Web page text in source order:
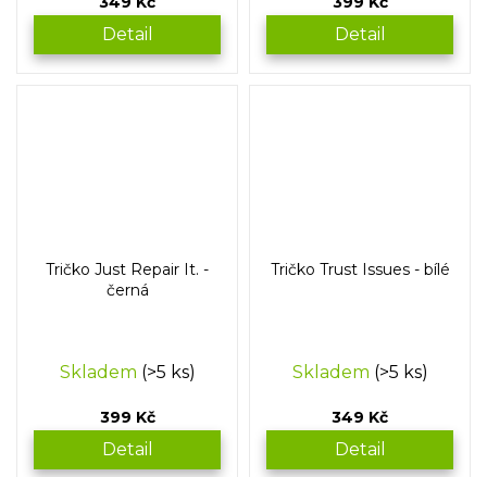
Detail Detail
Tričko Just Repair It. -
černá
Skladem (>5 ks)
399 Kč
Detail
Tričko Trust Issues - bílé
Skladem (>5 ks)
349 Kč
Detail